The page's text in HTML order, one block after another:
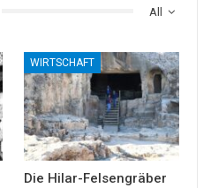
All
WIRTSCHAFT
Die Hilar-Felsengräber